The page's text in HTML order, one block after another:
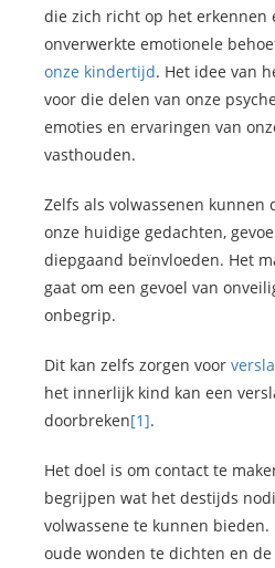
die zich richt op het erkennen
onverwerkte emotionele
onze kindertijd. Het idee van
voor die delen van onze
emoties en ervaringen van
vasthouden.
Zelfs als volwassenen kunnen
onze huidige gedachten,
diepgaand beïnvloeden. Het
gaat om een gevoel van
onbegrip.
Dit kan zelfs zorgen voor
het innerlijk kind kan een
doorbreken[1].
Het doel is om contact te
begrijpen wat het destijds
volwassene te kunnen
oude wonden te dichten en